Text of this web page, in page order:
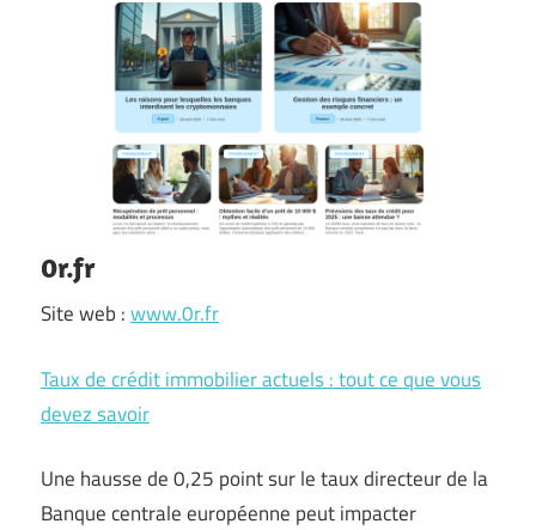
0r.fr
Site web :www.0r.fr
Taux de crédit immobilier actuels : tout ce que vous
devez savoir
Une hausse de 0,25 point sur le taux directeur de la
Banque centrale européenne peut impacter